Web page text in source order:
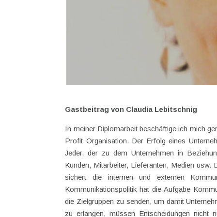
Gastbeitrag von Claudia Lebitschnig
In meiner Diplomarbeit beschäftige ich mich
Profit Organisation. Der Erfolg eines
Jeder, der zu dem Unternehmen in
Kunden, Mitarbeiter, Lieferanten, Medien
sichert die internen und externen
Kommunikationspolitik hat die Aufgabe
die Zielgruppen zu senden, um damit
zu erlangen, müssen Entscheidungen nicht